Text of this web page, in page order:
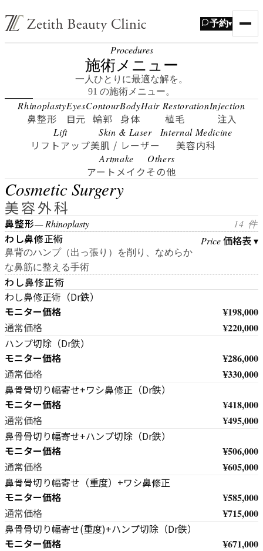
予約▾
Procedures
施術メニュー
一人ひとりに最適な解を。
91 の施術メニュー。
Rhinoplasty
鼻整形
Eyes
目元
Contour
輪郭
Body
身体
Hair Restoration
植毛
Injection
注入
Lift
リフトアップ
Skin & Laser
美肌 / レーザー
Internal Medicine
美容内科
Artmake
アートメイク
Others
その他
Cosmetic Surgery
美容外科
鼻整形— Rhinoplasty 14 件
わし鼻修正術
鼻背のハンプ（出っ張り）を削り、なめらか
な鼻筋に整える手術
Price価格表 ▾
わし鼻修正術
わし鼻修正術（Dr鉄）
モニター価格 ¥198,000
通常価格 ¥220,000
ハンプ切除（Dr鉄）
モニター価格 ¥286,000
通常価格 ¥330,000
鼻骨骨切り幅寄せ+ワシ鼻修正（Dr鉄）
モニター価格 ¥418,000
通常価格 ¥495,000
鼻骨骨切り幅寄せ+ハンプ切除（Dr鉄）
モニター価格 ¥506,000
通常価格 ¥605,000
鼻骨骨切り幅寄せ（重度）+ワシ鼻修正
モニター価格 ¥585,000
通常価格 ¥715,000
鼻骨骨切り幅寄せ(重度)+ハンプ切除（Dr鉄）
モニター価格 ¥671,000